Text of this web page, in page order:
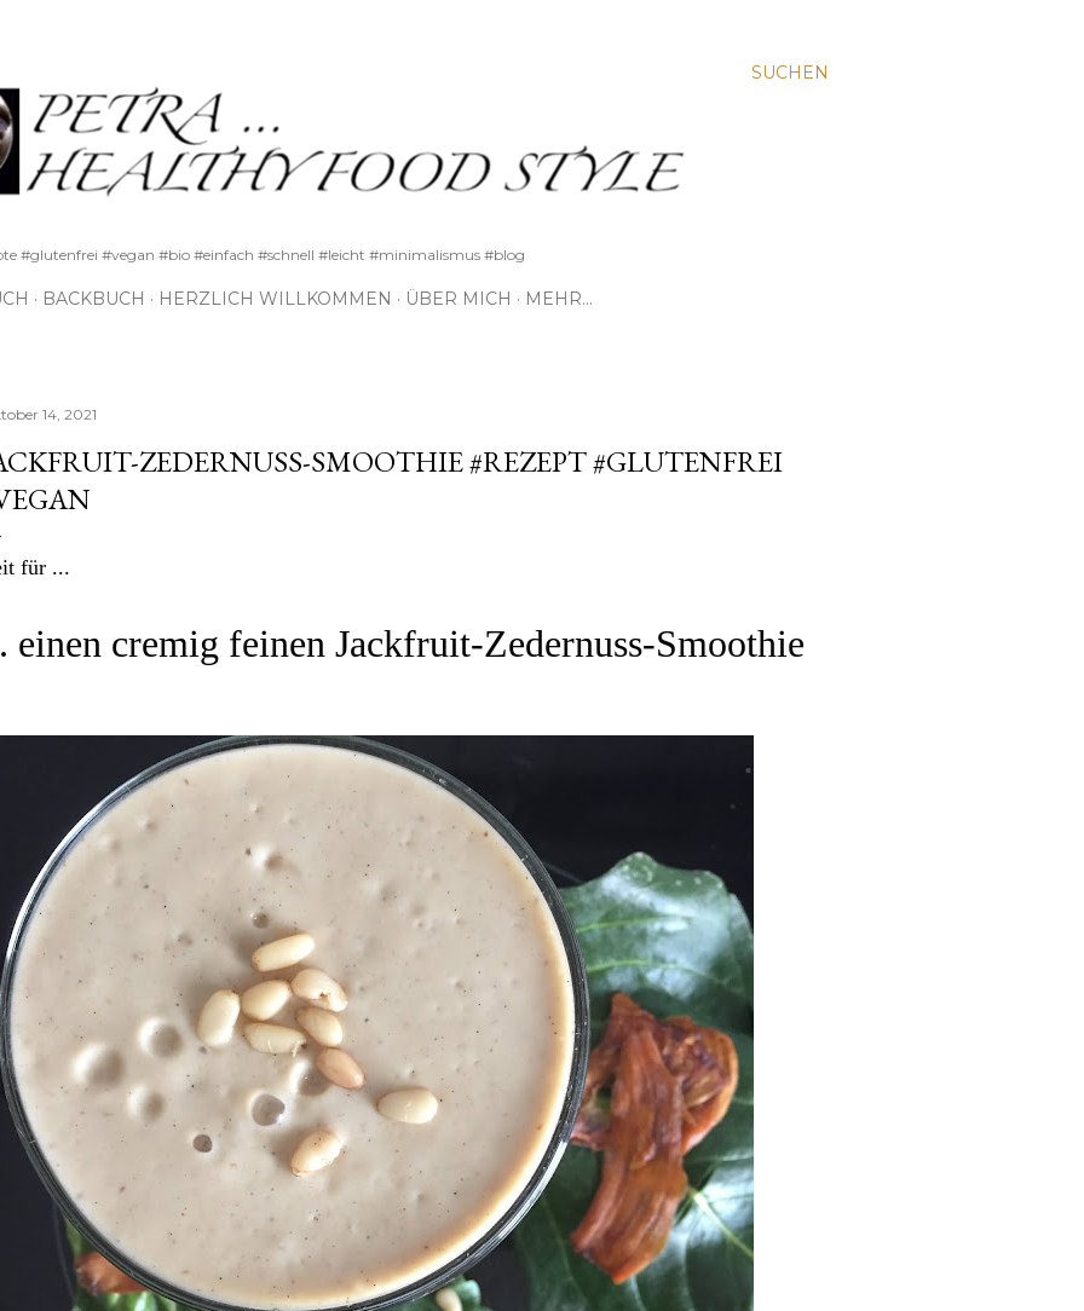
SUCHEN
#glutenfrei #vegan #bio #einfach #schnell #leicht #minimalismus #blog
BACKBUCH HERZLICH WILLKOMMEN ÜBER MICH MEHR…
14, 2021
ZEDERNUSS-SMOOTHIE #REZEPT #GLUTENFREI
für ...
einen cremig feinen Jackfruit-Zedernuss-Smoothie